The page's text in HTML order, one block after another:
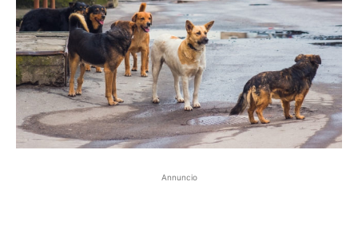
Annuncio